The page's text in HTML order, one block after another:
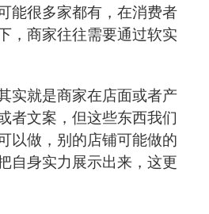
能很多家都有，在消费者
，商家往往需要通过软实
实就是商家在店面或者产
者文案，但这些东西我们
以做，别的店铺可能做的
自身实力展示出来，这更